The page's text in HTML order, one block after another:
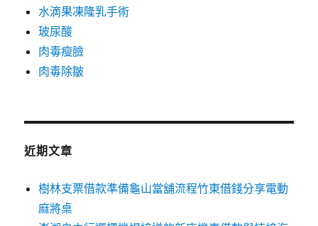
水滴果凍隆乳手術
玻尿酸
肉毒瘦臉
肉毒除皺
近期文章
樹林支票借款準備龜山當舖流程竹東借錢分享電動
麻將桌